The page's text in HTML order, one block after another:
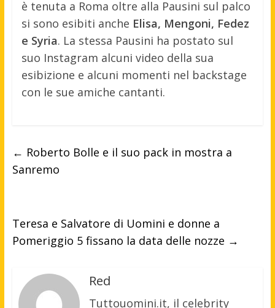
è tenuta a Roma oltre alla Pausini sul palco
si sono esibiti anche Elisa, Mengoni, Fedez
e Syria. La stessa Pausini ha postato sul
suo Instagram alcuni video della sua
esibizione e alcuni momenti nel backstage
con le sue amiche cantanti.
← Roberto Bolle e il suo pack in mostra a
Sanremo
Teresa e Salvatore di Uomini e donne a
Pomeriggio 5 fissano la data delle nozze →
Red
Tuttouomini.it, il celebrity